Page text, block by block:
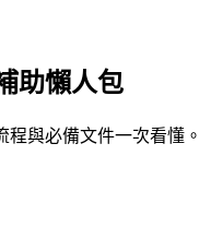
助懶人包
程與必備文件一次看懂。